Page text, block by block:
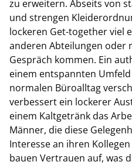
zu erweitern. Abseits von
und strengen
lockeren Get-together viel
anderen Abteilungen oder
Gespräch kommen. Ein
einem entspannten
normalen Büroalltag
verbessert ein lockerer
einem Kaltgetränk das
Männer, die diese
Interesse an ihren
bauen Vertrauen auf, was